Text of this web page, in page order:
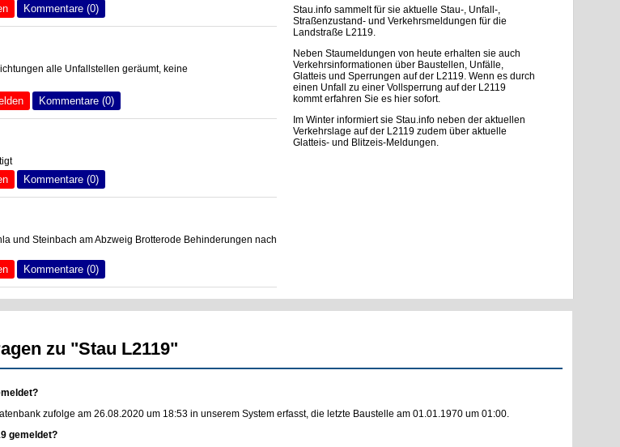
Kommentare (0)
alle Unfallstellen geräumt, keine
Kommentare (0)
Kommentare (0)
und Steinbach am Abzweig Brotterode Behinderungen nach
Kommentare (0)
Stau.info sammelt für sie aktuelle Stau-, Unfall-,
Straßenzustand- und Verkehrsmeldungen für die
Landstraße L2119.
Neben Staumeldungen von heute erhalten sie auch
Verkehrsinformationen über Baustellen, Unfälle,
Glatteis und Sperrungen auf der L2119. Wenn es durch
einen Unfall zu einer Vollsperrung auf der L2119
kommt erfahren Sie es hier sofort.
Im Winter informiert sie Stau.info neben der aktuellen
Verkehrslage auf der L2119 zudem über aktuelle
Glatteis- und Blitzeis-Meldungen.
zu "Stau L2119"
zufolge am 26.08.2020 um 18:53 in unserem System erfasst, die letzte Baustelle am 01.01.1970 um 01:00.
gemeldet?